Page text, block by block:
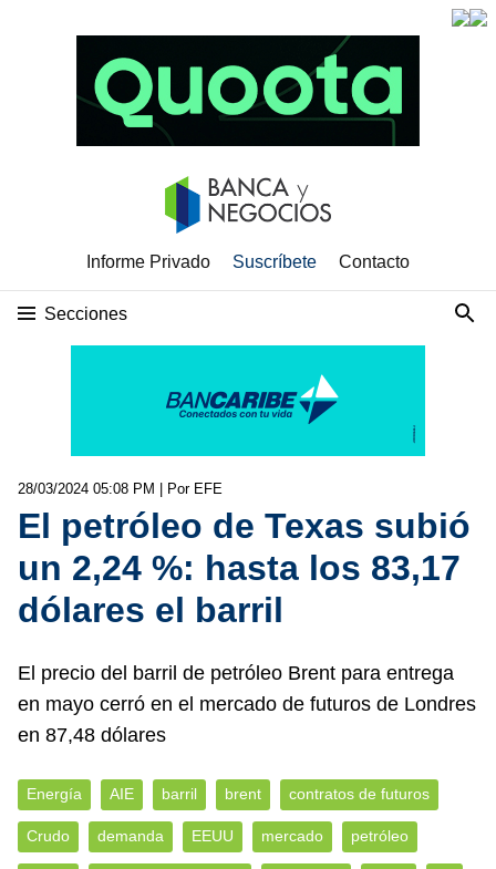
Informe Privado Suscríbete Contacto
Secciones
28/03/2024 05:08 PM | Por EFE
El petróleo de Texas subió
un 2,24 %: hasta los 83,17
dólares el barril
El precio del barril de petróleo Brent para entrega
en mayo cerró en el mercado de futuros de Londres
en 87,48 dólares
Energía AIE barril brent contratos de futuros
Crudo demanda EEUU mercado petróleo